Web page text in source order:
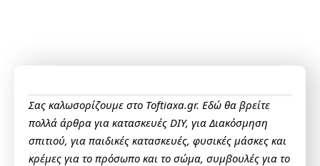
Σας καλωσορίζουμε στο Toftiaxa.gr. Εδώ θα βρείτε
πολλά άρθρα για κατασκευές DIY, για Διακόσμηση
σπιτιού, για παιδικές κατασκευές, φυσικές μάσκες και
κρέμες για το πρόσωπο και το σώμα, συμβουλές για το